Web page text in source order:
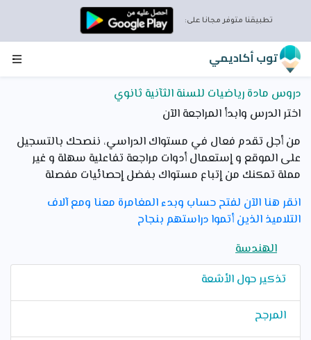
تطبيقنا متوفر مجانا على:
توب أكاديمي
دروس مادة رياضيات للسنة الثآنية ثانوي
اختر الدرس وابدأ المراجعة الآن
من أجل تقدم فعال في مستواك الدراسي، ننصحك بالتسجيل
على الموقع و إستعمال أدوات مراجعة تفاعلية سهلة و غير
مملة تمكنك من إتباع مستواك بفضل إحصائيات مفصلة
انقر هنا الآن لفتح حساب وبدء المغامرة معنا ومع آلاف
التلاميذ الذين أتموا دراستهم بنجاح
الهندسة
تذكير حول الأشعة
المرجح